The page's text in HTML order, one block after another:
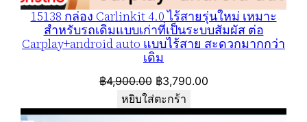
15138 กล่อง Carlinkit 4.0 ไร้สายรุ่นใหม่ เหมาะ
สำหรับรถเดิมแบบเก่าที่เป็นระบบสัมผัส ต่อ
Carplay+android auto แบบไร้สาย สะดวกมากกว่า
เดิม
฿4,900.00 Original
price
was:
฿3,790.00Current
is:
หยิบใส่ตะกร้า